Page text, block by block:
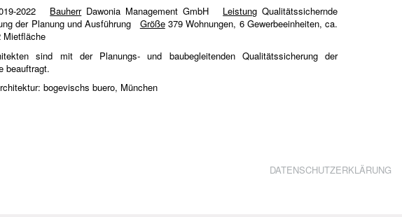
2022 BauherrDawonia Management GmbH Leistung Qualitätssichernde
der Planung und Ausführung Größe379 Wohnungen, 6 Gewerbeeinheiten, ca.
Mietfläche
sind mit der Planungs- und baubegleitenden Qualitätssicherung der
beauftragt.
bogevischs buero, München
DATENSCHUTZERKLÄRUNG